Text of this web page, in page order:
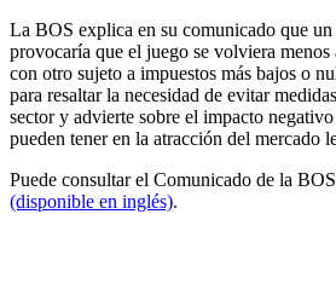
La BOS explica en su comunicado que un
provocaría que el juego se volviera
con otro sujeto a impuestos más bajos o
para resaltar la necesidad de evitar
sector y advierte sobre el impacto
pueden tener en la atracción del mercado
Puede consultar el Comunicado de la
(disponible en inglés).